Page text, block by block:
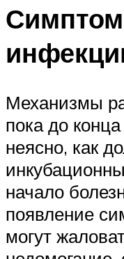
Механизмы
пока до
неясно, как
начало
появление
могут